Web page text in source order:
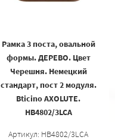
Рамка 3 поста, овальной
формы. ДЕРЕВО. Цвет
Черешня. Немецкий
стандарт, пост 2 модуля.
Bticino AXOLUTE.
HB4802/3LCA
Артикул: HB4802/3LCA